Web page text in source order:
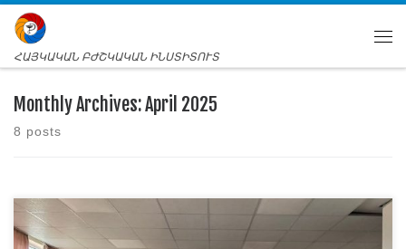
ՀԱՅԿԱԿԱՆ ԲԺՇԿԱԿԱՆ ԻՆՍՏԻՏՈՒՏ
Monthly Archives:April 2025
8 posts